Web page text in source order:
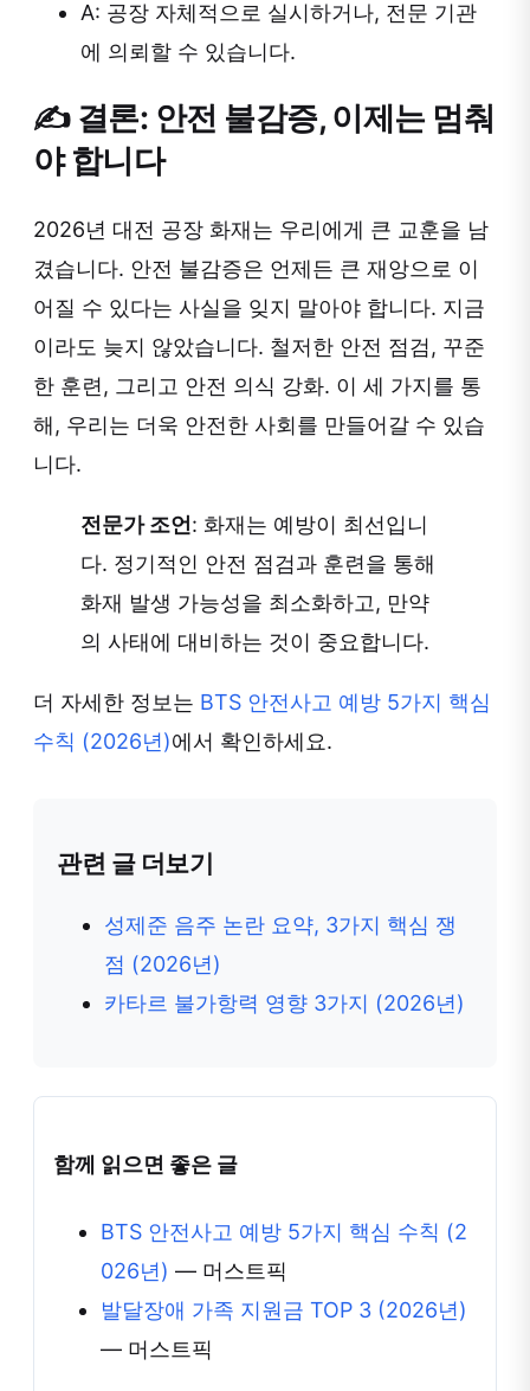
A: 공장 자체적으로 실시하거나, 전문 기관
에 의뢰할 수 있습니다.
✍️ 결론: 안전 불감증, 이제는 멈춰
야 합니다
2026년 대전 공장 화재는 우리에게 큰 교훈을 남
겼습니다. 안전 불감증은 언제든 큰 재앙으로 이
어질 수 있다는 사실을 잊지 말아야 합니다. 지금
이라도 늦지 않았습니다. 철저한 안전 점검, 꾸준
한 훈련, 그리고 안전 의식 강화. 이 세 가지를 통
해, 우리는 더욱 안전한 사회를 만들어갈 수 있습
니다.
전문가 조언: 화재는 예방이 최선입니
다. 정기적인 안전 점검과 훈련을 통해
화재 발생 가능성을 최소화하고, 만약
의 사태에 대비하는 것이 중요합니다.
더 자세한 정보는 BTS 안전사고 예방 5가지 핵심
수칙 (2026년)에서 확인하세요.
관련 글 더보기
성제준 음주 논란 요약, 3가지 핵심 쟁
점 (2026년)
카타르 불가항력 영향 3가지 (2026년)
함께 읽으면 좋은 글
BTS 안전사고 예방 5가지 핵심 수칙 (2
026년) — 머스트픽
발달장애 가족 지원금 TOP 3 (2026년)
— 머스트픽